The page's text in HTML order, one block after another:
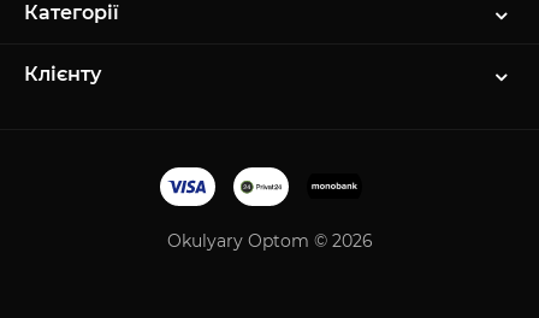
Категорії
Клієнту
Okulyary Optom © 2026